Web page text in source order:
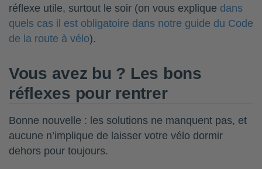
réflexe utile, surtout le soir (on vous explique dans
quels cas il est obligatoire dans notre guide du Code
de la route à vélo).
Vous avez bu ? Les bons
réflexes pour rentrer
Bonne nouvelle : les solutions ne manquent pas, et
aucune n’implique de laisser votre vélo dormir
dehors pour toujours.